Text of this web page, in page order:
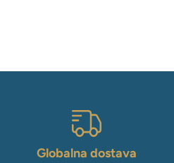
Globalna dostava